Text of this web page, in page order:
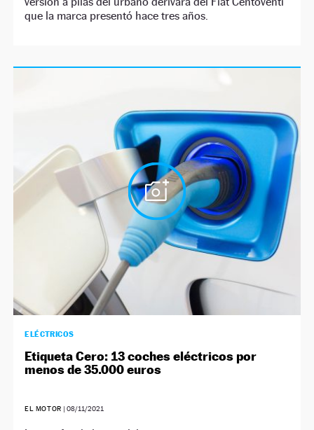
que la marca presentó hace tres años.
ELÉCTRICOS
Etiqueta Cero: 13 coches eléctricos por
menos de 35.000 euros
EL MOTOR | 08/11/2021